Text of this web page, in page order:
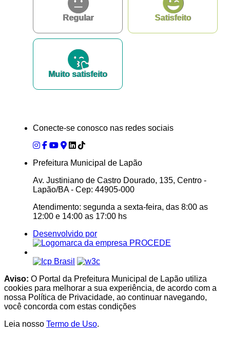
Regular Satisfeito
Muito satisfeito
Conecte-se conosco nas redes sociais
Prefeitura Municipal de Lapão
Av. Justiniano de Castro Dourado, 135, Centro -
Lapão/BA - Cep: 44905-000
Atendimento: segunda a sexta-feira, das 8:00 as
12:00 e 14:00 as 17:00 hs
Desenvolvido por
Aviso: O Portal da Prefeitura Municipal de Lapão utiliza
cookies para melhorar a sua experiência, de acordo com a
nossa Política de Privacidade, ao continuar navegando,
você concorda com estas condições
Leia nosso Termo de Uso.